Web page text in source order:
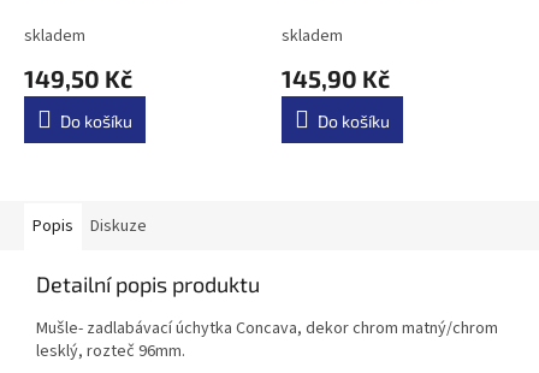
skladem
149,50 Kč
Do košíku
skladem
145,90 Kč
Do košíku
Popis Diskuze
Detailní popis produktu
Mušle- zadlabávací úchytka Concava, dekor chrom matný/chrom
lesklý, rozteč 96mm.